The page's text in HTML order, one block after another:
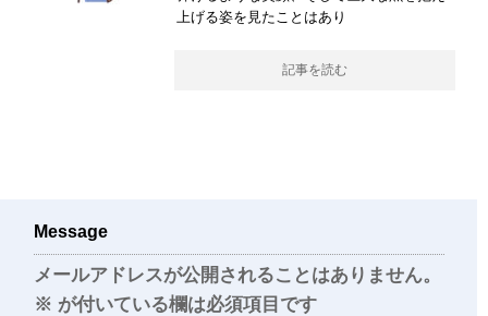
上げる姿を見たことはあり
記事を読む
Message
メールアドレスが公開されることはありません。
※ が付いている欄は必須項目です